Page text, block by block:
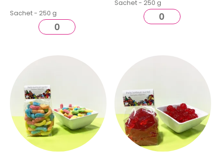
Sachet - 250 g
Sachet - 250 g